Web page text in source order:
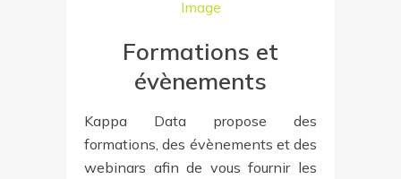
Formations et
évènements
Kappa Data propose des
formations, des évènements et des
webinars afin de vous fournir les